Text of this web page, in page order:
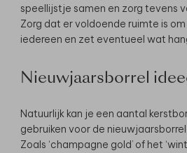
speellijstje samen en zorg tevens
Zorg dat er voldoende ruimte is
iedereen en zet eventueel wat
Nieuwjaarsborrel
Natuurlijk kan je een aantal
gebruiken voor de
Zoals ‘champagne gold’ of het